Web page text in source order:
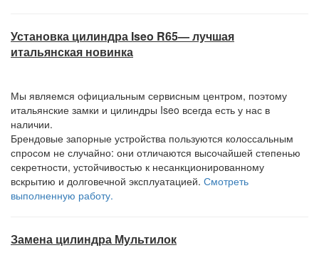
Установка цилиндра Iseo R65— лучшая
итальянская новинка
Мы являемся официальным сервисным центром, поэтому
итальянские замки и цилиндры Iseo всегда есть у нас в
наличии.
Брендовые запорные устройства пользуются колоссальным
спросом не случайно: они отличаются высочайшей степенью
секретности, устойчивостью к несанкционированному
вскрытию и долговечной эксплуатацией. Смотреть
выполненную работу.
Замена цилиндра Мультилок